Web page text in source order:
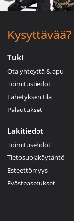
Kysyttävää?
Tuki
Ota yhteyttä & apu
Toimitustiedot
Lähetyksen tila
Palautukset
Lakitiedot
Toimitusehdot
Tietosuojakäytäntö
Esteettömyys
Evästeasetukset